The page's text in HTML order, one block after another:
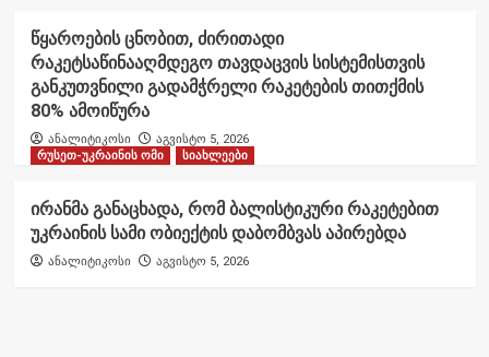
წყაროების ცნობით, ძირითადი
რაკეტსაწინააღმდეგო თავდაცვის სისტემისთვის
განკუთვნილი გადამჭრელი რაკეტების თითქმის
80% ამოიწურა
ანალიტიკოსი
აგვისტო 5, 2026
რუსეთ-უკრაინის ომი
სიახლეები
ირანმა განაცხადა, რომ ბალისტიკური რაკეტებით
უკრაინის სამი ობიექტის დაბომბვას აპირებდა
ანალიტიკოსი აგვისტო 5, 2026